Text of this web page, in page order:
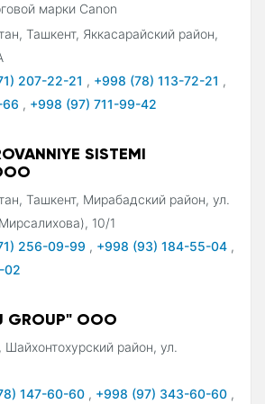
марки Canon
Ташкент, Яккасарайский район,
207-22-21 , +998 (78) 113-72-21 ,
66 , +998 (97) 711-99-42
SISTEMI
Ташкент, Мирабадский район, ул.
10/1
256-09-99 , +998 (93) 184-55-04 ,
02
GROUP" ООО
Шайхонтохурский район, ул.
147-60-60 , +998 (97) 343-60-60 ,